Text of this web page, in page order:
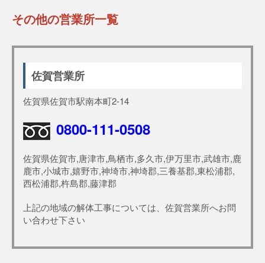
その他の営業所一覧
佐賀営業所
佐賀県佐賀市駅南本町2-14
0800-111-0508
佐賀県佐賀市,唐津市,鳥栖市,多久市,伊万里市,武雄市,鹿
鹿市,小城市,嬉野市,神埼市,神埼郡,三養基郡,東松浦郡,
西松浦郡,杵島郡,藤津郡
上記の地域の解体工事については、佐賀営業所へお問
い合わせ下さい